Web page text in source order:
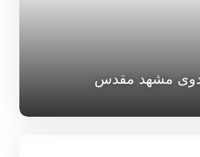
مشهد مقدس